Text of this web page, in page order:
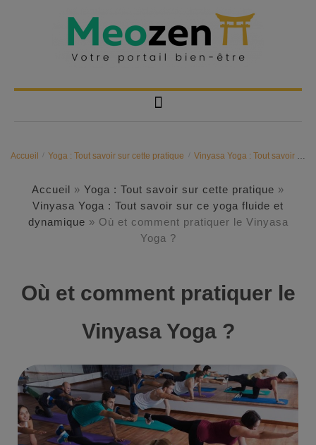
Accueil / Yoga : Tout savoir sur cette pratique / Vinyasa Yoga : Tout savoir sur ce yoga fluide et dynamique
Accueil » Yoga : Tout savoir sur cette pratique »
Vinyasa Yoga : Tout savoir sur ce yoga fluide et
dynamique » Où et comment pratiquer le Vinyasa
Yoga ?
Où et comment pratiquer le
Vinyasa Yoga ?